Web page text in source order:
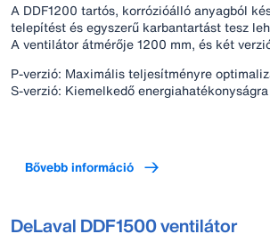
A DDF1200 tartós, korrózióálló anyagból
telepítést és egyszerű karbantartást tesz
A ventilátor átmérője 1200 mm, és két
P-verzió: Maximális teljesítményre
S-verzió: Kiemelkedő
Bővebb információ
DeLaval DDF1500 ventilátor